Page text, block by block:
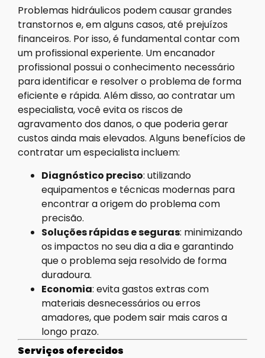
Problemas hidráulicos podem causar grandes
transtornos e, em alguns casos, até prejuízos
financeiros. Por isso, é fundamental contar com
um profissional experiente. Um encanador
profissional possui o conhecimento necessário
para identificar e resolver o problema de forma
eficiente e rápida. Além disso, ao contratar um
especialista, você evita os riscos de
agravamento dos danos, o que poderia gerar
custos ainda mais elevados. Alguns benefícios de
contratar um especialista incluem:
Diagnóstico preciso: utilizando
equipamentos e técnicas modernas para
encontrar a origem do problema com
precisão.
Soluções rápidas e seguras: minimizando
os impactos no seu dia a dia e garantindo
que o problema seja resolvido de forma
duradoura.
Economia: evita gastos extras com
materiais desnecessários ou erros
amadores, que podem sair mais caros a
longo prazo.
Serviços oferecidos